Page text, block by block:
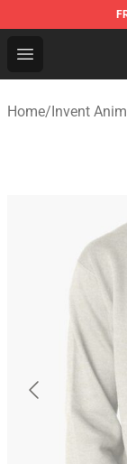
Open menu
Invent
Home/Invent